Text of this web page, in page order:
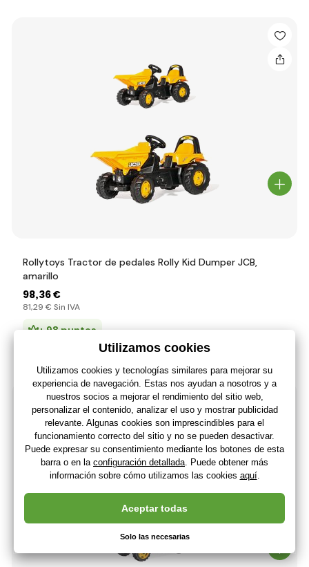
Rollytoys Tractor de pedales Rolly Kid Dumper JCB,
amarillo
98,36 €
81,29 € Sin IVA
+ 98 puntos